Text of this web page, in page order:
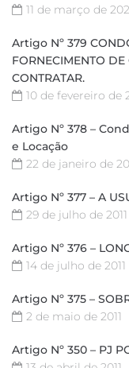
11 de março de
Artigo Nº 379
FORNECIMENTO
CONTRATAR.
10 de fevereiro de
Artigo Nº 378 –
e Locação
22 de janeiro de
Artigo Nº 377 – A
29 de julho de 2011
Artigo Nº 376 –
14 de julho de 2011
Artigo Nº 375 –
2 de maio de 2011
Artigo Nº 350 – PJ